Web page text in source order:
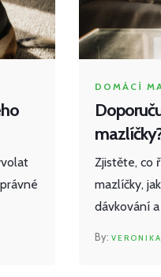
DOMÁCÍ
Zjistěte, co
mazlíčky,
dávkování